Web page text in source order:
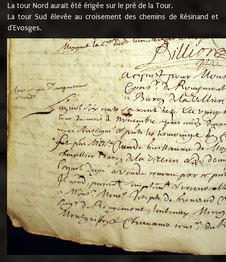
La tour Nord aurait été érigée sur le pré de la Tour.
La tour Sud élevée au croisement des chemins de Résinand et
d'Evosges.